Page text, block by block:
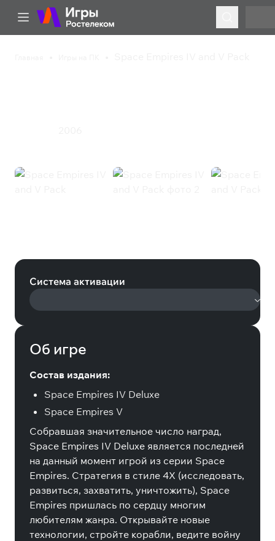
Система активации
Об игре
Состав издания:
Space Empires IV Deluxe
Space Empires V
Собравшая значительное число наград,
Space Empires IV Deluxe является последней
на данный момент игрой из серии Space
Empires. Стратегия в стиле 4X (исследовать,
развиться, захватить, уничтожить), Space
Empires пришлась по сердцу многим
любителям жанра. Открывайте новые
технологии, стройте корабли, ведите войну